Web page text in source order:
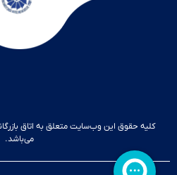
کلیه حقوق این وب‌سایت متعلق به اتاق
می‌باشد.